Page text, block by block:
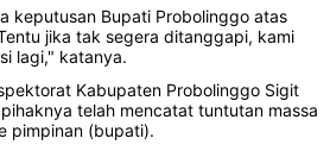
keputusan Bupati Probolinggo atas
jika tak segera ditanggapi, kami
lagi," katanya.
Kabupaten Probolinggo Sigit
telah mencatat tuntutan massa
pimpinan (bupati).